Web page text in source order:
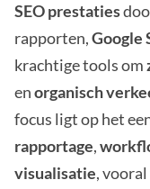
SEO prestaties
rapporten,Google
krachtige tools om
enorganisch
focus ligt op het
rapportage,
visualisatie,